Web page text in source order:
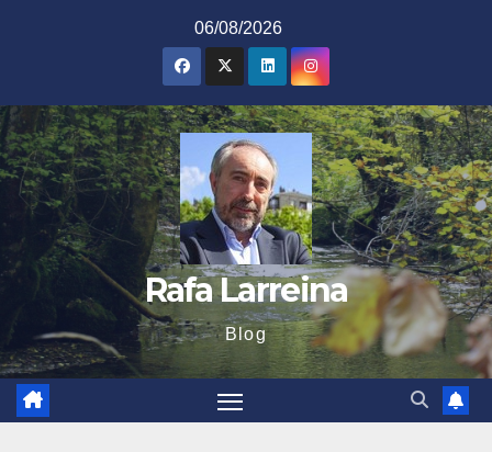
06/08/2026
Rafa Larreina
Blog